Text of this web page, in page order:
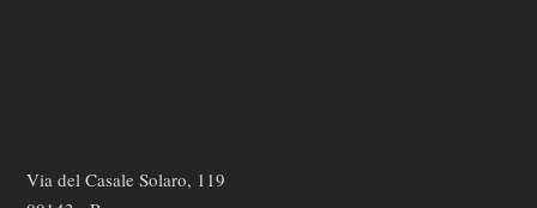
Via del Casale Solaro, 119